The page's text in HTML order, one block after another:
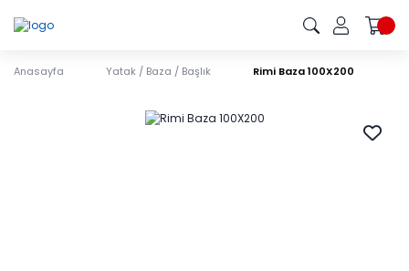
Anasayfa Yatak / Baza / Başlık Rimi Baza 100X200